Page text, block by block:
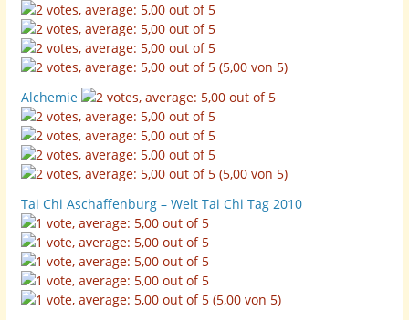
(5,00 von 5)
Alchemie
(5,00 von 5)
Tai Chi Aschaffenburg – Welt Tai Chi Tag 2010
(5,00 von 5)